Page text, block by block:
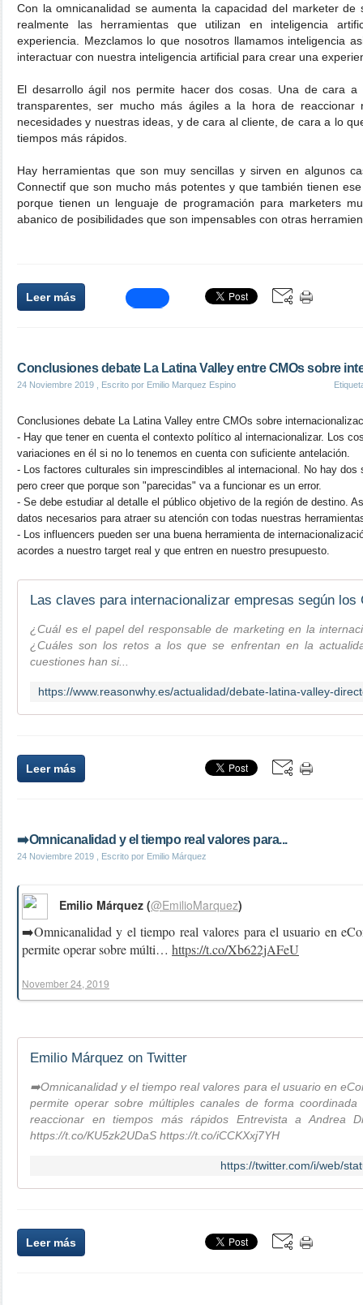
Con la omnicanalidad se aumenta la capacidad del marketer de
realmente las herramientas que utilizan en inteligencia
experiencia. Mezclamos lo que nosotros llamamos inteligencia
interactuar con nuestra inteligencia artificial para crear una
El desarrollo ágil nos permite hacer dos cosas. Una de cara a
transparentes, ser mucho más ágiles a la hora de
necesidades y nuestras ideas, y de cara al cliente, de cara a lo
tiempos más rápidos.
Hay herramientas que son muy sencillas y sirven en algunos
Connectif que son mucho más potentes y que también tienen
porque tienen un lenguaje de programación para marketers
abanico de posibilidades que son impensables con otras
Leer más
Conclusiones debate La Latina Valley entre CMOs sobre
24 Noviembre 2019 , Escrito por Emilio Marquez Espino
Conclusiones debate La Latina Valley entre CMOs sobre
- Hay que tener en cuenta el contexto político al internacionalizar. Los
variaciones en él si no lo tenemos en cuenta con suficiente antelación.
- Los factores culturales sin imprescindibles al internacional. No hay
pero creer que porque son "parecidas" va a funcionar es un error.
- Se debe estudiar al detalle el público objetivo de la región de destino.
datos necesarios para atraer su atención con todas nuestras
- Los influencers pueden ser una buena herramienta de
acordes a nuestro target real y que entren en nuestro presupuesto.
Las claves para internacionalizar empresas según los
¿Cuál es el papel del responsable de marketing en la
¿Cuáles son los retos a los que se enfrentan en la
cuestiones han si...
Leer más
➡️Omnicanalidad y el tiempo real valores para...
24 Noviembre 2019 , Escrito por Emilio Márquez
➡️Omnicanalidad y el tiempo real valores para el usuario en
permite operar sobre múlti… https://t.co/Xb622jAFeU
Emilio Márquez (@EmilioMarquez)
November 24, 2019
Emilio Márquez on Twitter
➡️Omnicanalidad y el tiempo real valores para el usuario en
permite operar sobre múltiples canales de forma
reaccionar en tiempos más rápidos Entrevista a Andrea
https://t.co/KU5zk2UDaS https://t.co/iCCKXxj7YH
https://twitter.com/i/web/
Leer más